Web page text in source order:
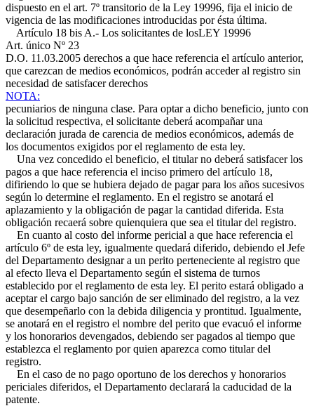
dispuesto en el art. 7º transitorio de la Ley 19996, fija el inicio de
vigencia de las modificaciones introducidas por ésta última.
Artículo 18 bis A.- Los solicitantes de losLEY 19996
Art. único Nº 23
D.O. 11.03.2005 derechos a que hace referencia el artículo anterior,
que carezcan de medios económicos, podrán acceder al registro sin
necesidad de satisfacer derechos
NOTA:
pecuniarios de ninguna clase. Para optar a dicho beneficio, junto con
la solicitud respectiva, el solicitante deberá acompañar una
declaración jurada de carencia de medios económicos, además de
los documentos exigidos por el reglamento de esta ley.
Una vez concedido el beneficio, el titular no deberá satisfacer los
pagos a que hace referencia el inciso primero del artículo 18,
difiriendo lo que se hubiera dejado de pagar para los años sucesivos
según lo determine el reglamento. En el registro se anotará el
aplazamiento y la obligación de pagar la cantidad diferida. Esta
obligación recaerá sobre quienquiera que sea el titular del registro.
En cuanto al costo del informe pericial a que hace referencia el
artículo 6º de esta ley, igualmente quedará diferido, debiendo el Jefe
del Departamento designar a un perito perteneciente al registro que
al efecto lleva el Departamento según el sistema de turnos
establecido por el reglamento de esta ley. El perito estará obligado a
aceptar el cargo bajo sanción de ser eliminado del registro, a la vez
que desempeñarlo con la debida diligencia y prontitud. Igualmente,
se anotará en el registro el nombre del perito que evacuó el informe
y los honorarios devengados, debiendo ser pagados al tiempo que
establezca el reglamento por quien aparezca como titular del
registro.
En el caso de no pago oportuno de los derechos y honorarios
periciales diferidos, el Departamento declarará la caducidad de la
patente.